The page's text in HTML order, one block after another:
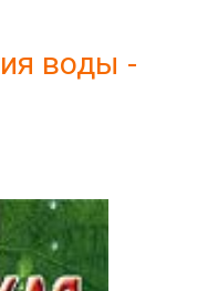
воды -